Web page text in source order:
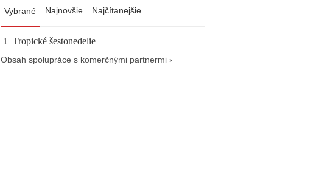
Vybrané Najnovšie Najčítanejšie
Tropické šestonedelie
Obsah spolupráce s komerčnými partnermi ›